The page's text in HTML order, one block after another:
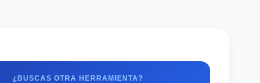
¿BUSCAS OTRA HERRAMIENTA?